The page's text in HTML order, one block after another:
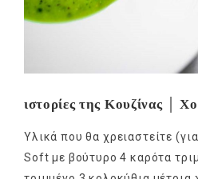
ιστορίες της Κουζίνας │
Υλικά που θα χρειαστείτε
Soft με βούτυρο 4 καρότα